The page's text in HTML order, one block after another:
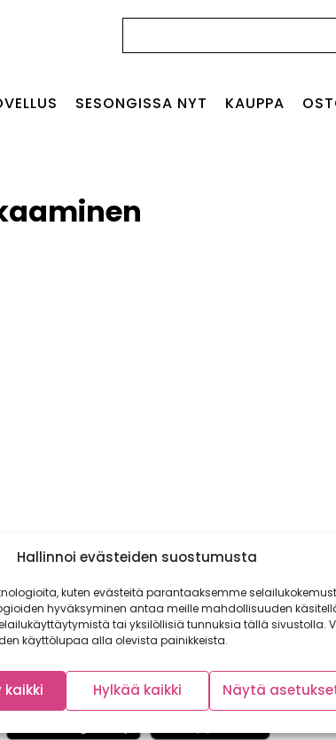
Hallinnoi evästeiden suostumusta
kuten evästeitä parantaaksemme
hyväksyminen antaa meille mahdollisuuden
tai yksilöllisiä tunnuksia tällä sivustolla.
käyttölupaa alla olevista painikkeista.
kaikki Hylkää kaikki Näytä
SESONGISSA NYT KAUPPA